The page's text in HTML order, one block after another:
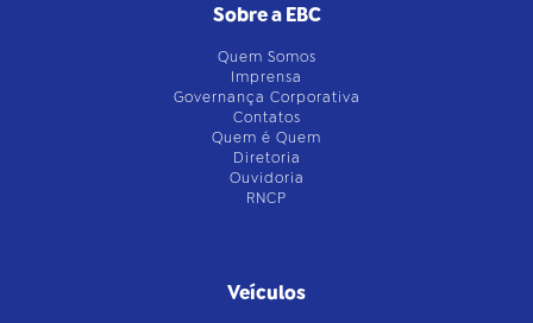
Sobre a EBC
Quem Somos
Imprensa
Governança Corporativa
Contatos
Quem é Quem
Diretoria
Ouvidoria
RNCP
Veículos